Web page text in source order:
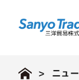
> ニュ